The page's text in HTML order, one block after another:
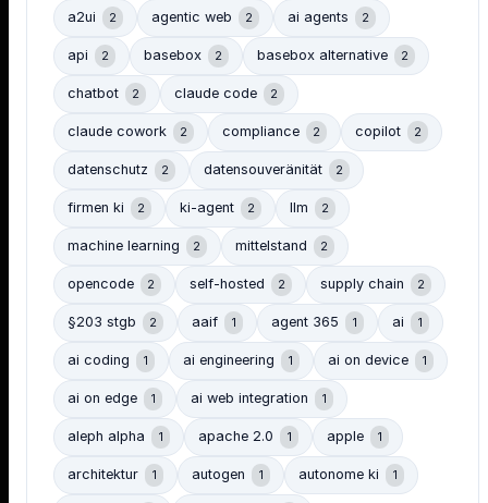
a2ui 2 agentic web 2 ai agents 2
api 2 basebox 2 basebox alternative 2
chatbot 2 claude code 2
claude cowork 2 compliance 2 copilot 2
datenschutz 2 datensouveränität 2
firmen ki 2 ki-agent 2 llm 2
machine learning 2 mittelstand 2
opencode 2 self-hosted 2 supply chain 2
§203 stgb 2 aaif 1 agent 365 1 ai 1
ai coding 1 ai engineering 1 ai on device 1
ai on edge 1 ai web integration 1
aleph alpha 1 apache 2.0 1 apple 1
architektur 1 autogen 1 autonome ki 1